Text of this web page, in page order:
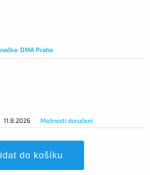
DMA Praha
11.8.2026 Možnosti doručení
do košíku